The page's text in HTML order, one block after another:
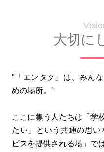
大切に
"「エンタク」は、みん
めの場所。"
ここに集う人たちは「学
たい」という共通の思
ビスを提供される場」で